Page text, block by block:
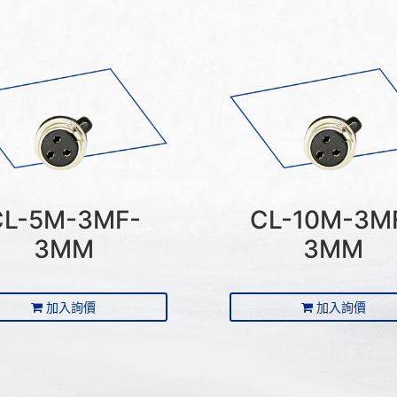
5M-3MF-
3MM
加入詢價
CL-10M-
3MM
加入詢價